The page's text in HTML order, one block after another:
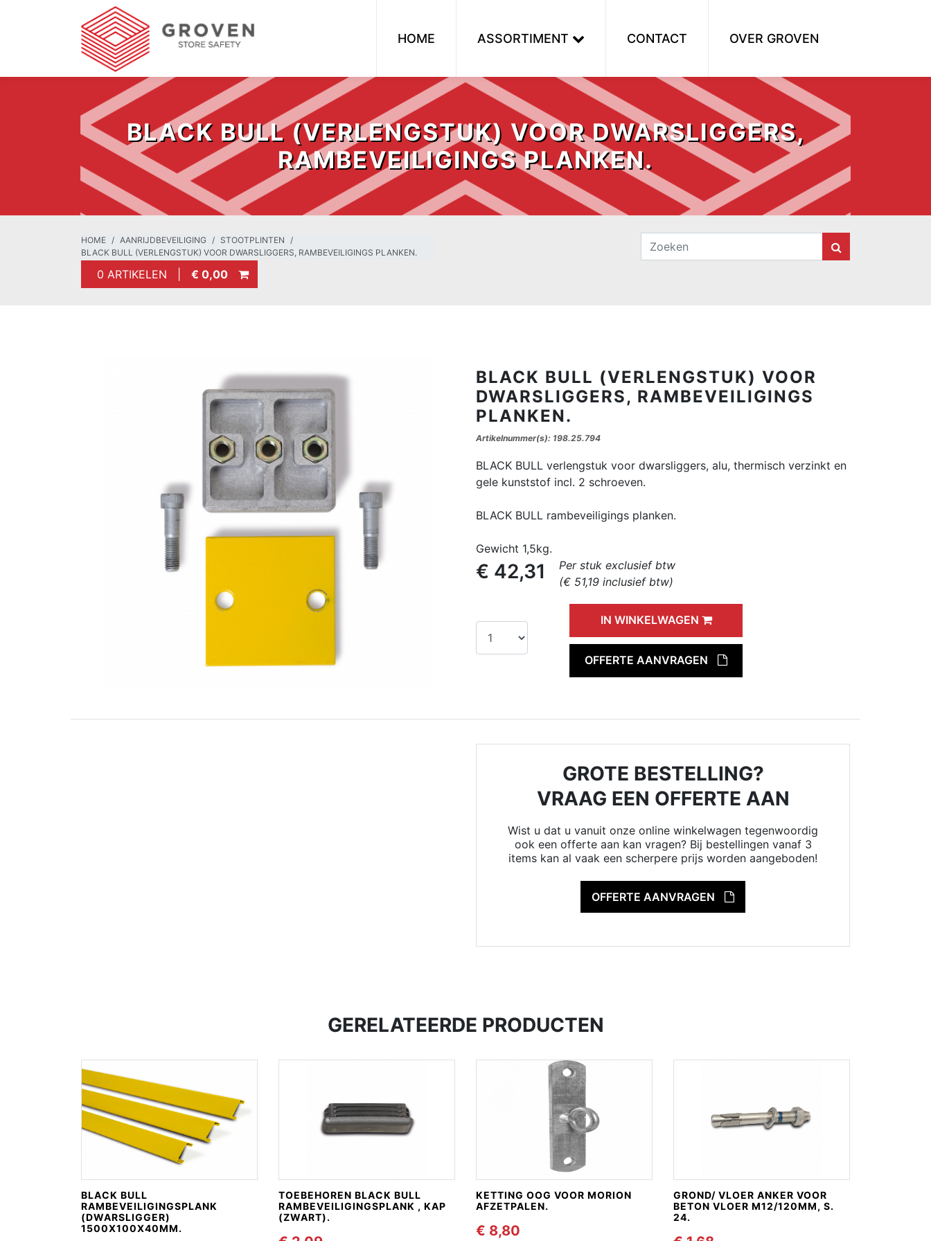
HOME ASSORTIMENT CONTACT OVER GROVEN
BLACK BULL (VERLENGSTUK) VOOR DWARSLIGGERS,
RAMBEVEILIGINGS PLANKEN.
HOME AANRIJDBEVEILIGING
STOOTPLINTEN
BLACK BULL (VERLENGSTUK) VOOR DWARSLIGGERS, RAMBEVEILIGINGS PLANKEN.
0 ARTIKELEN | € 0,00
BLACK BULL (VERLENGSTUK) VOOR
DWARSLIGGERS, RAMBEVEILIGINGS
PLANKEN.
Artikelnummer(s): 198.25.794
BLACK BULL verlengstuk voor dwarsliggers, alu, thermisch verzinkt en
gele kunststof incl. 2 schroeven.
BLACK BULL rambeveiligings planken.
Gewicht 1,5kg.
€ 42,31
Per stuk exclusief btw
(€ 51,19 inclusief btw)
IN WINKELWAGEN
OFFERTE AANVRAGEN
GROTE BESTELLING?
VRAAG EEN OFFERTE AAN
Wist u dat u vanuit onze online winkelwagen tegenwoordig
ook een offerte aan kan vragen? Bij bestellingen vanaf 3
items kan al vaak een scherpere prijs worden aangeboden!
OFFERTE AANVRAGEN
GERELATEERDE PRODUCTEN
BLACK BULL
RAMBEVEILIGINGSPLANK
(DWARSLIGGER)
1500X100X40MM.
TOEBEHOREN BLACK BULL
RAMBEVEILIGINGSPLANK , KAP
(ZWART).
KETTING OOG VOOR MORION
AFZETPALEN.
€ 8,80
GROND/ VLOER ANKER VOOR
BETON VLOER M12/120MM, S.
24.